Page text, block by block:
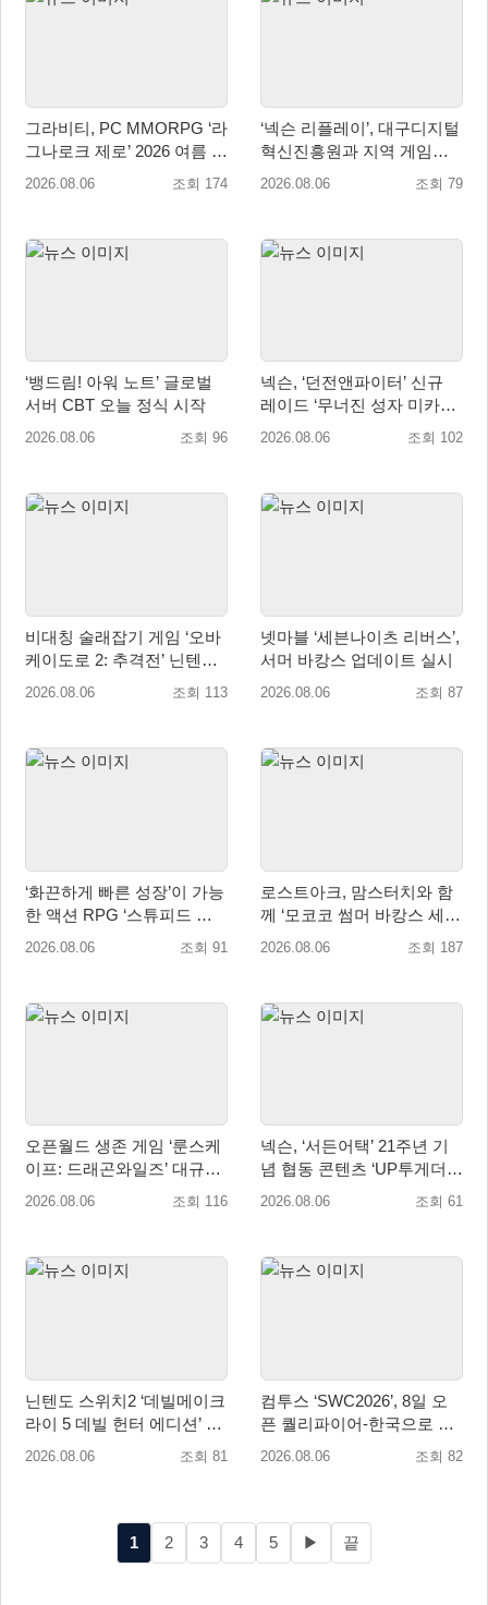
그라비티, PC MMORPG ‘라
그나로크 제로’ 2026 여름 프
로모션 진행!
2026.08.06 조회 174
‘넥슨 리플레이’, 대구디지털
혁신진흥원과 지역 게임산
업 육성 위한 업무협약 체결
2026.08.06 조회 79
‘뱅드림! 아워 노트’ 글로벌
서버 CBT 오늘 정식 시작
2026.08.06 조회 96
넥슨, ‘던전앤파이터’ 신규
레이드 ‘무너진 성자 미카엘
라’ 업데이트!
2026.08.06 조회 102
비대칭 술래잡기 게임 ‘오바
케이도로 2: 추격전’ 닌텐도
eShop 출시
2026.08.06 조회 113
넷마블 ‘세븐나이츠 리버스’,
서머 바캉스 업데이트 실시
2026.08.06 조회 87
‘화끈하게 빠른 성장’이 가능
한 액션 RPG ‘스튜피드 네
버 다이즈’ 패키지판 예약판
2026.08.06 조회 91
로스트아크, 맘스터치와 함
께 ‘모코코 썸머 바캉스 세
트’ 출시
2026.08.06 조회 187
오픈월드 생존 게임 ‘룬스케
이프: 드래곤와일즈’ 대규모
유저 편의성 개선 및 사이드
2026.08.06 조회 116
넥슨, ‘서든어택’ 21주년 기
념 협동 콘텐츠 ‘UP투게더’
업데이트
2026.08.06 조회 61
닌텐도 스위치2 ‘데빌메이크
라이 5 데빌 헌터 에디션’ 패
키지 제품 8월 7일 예약판매
2026.08.06 조회 81
컴투스 ‘SWC2026’, 8일 오
픈 퀄리파이어-한국으로 시
즌 개막!
2026.08.06 조회 82
1 2 3 4 5 ▶ 끝